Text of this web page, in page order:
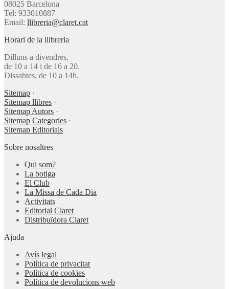
08025 Barcelona
Tel: 933010887
Email: llibreria@claret.cat
Horari de la llibreria
Dilluns a divendres,
de 10 a 14 i de 16 a 20.
Dissabtes, de 10 a 14h.
Sitemap ·
Sitemap llibres ·
Sitemap Autors ·
Sitemap Categories ·
Sitemap Editorials
Sobre nosaltres
Qui som?
La botiga
El Club
La Missa de Cada Dia
Activitats
Editorial Claret
Distribuïdora Claret
Ajuda
Avís legal
Política de privacitat
Política de cookies
Política de devolucions web